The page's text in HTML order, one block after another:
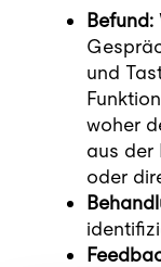
Befund:
und
woher
aus der
oder